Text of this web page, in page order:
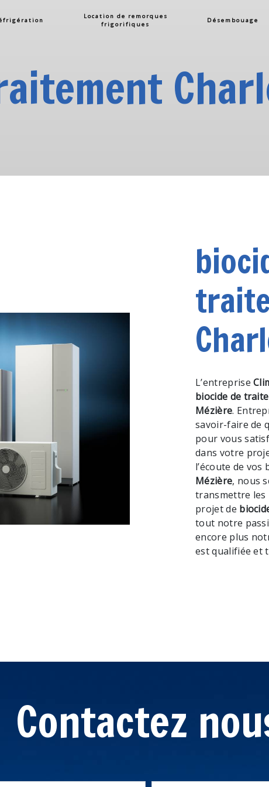
Location de remorques
frigorifiques
Désembouage
L’entreprise
biocide de
Mézière.
savoir-faire de
pour vous
dans votre
l’écoute de vos
Mézière, nous
transmettre les
projet de
tout notre
encore plus
est qualifiée et
Contactez